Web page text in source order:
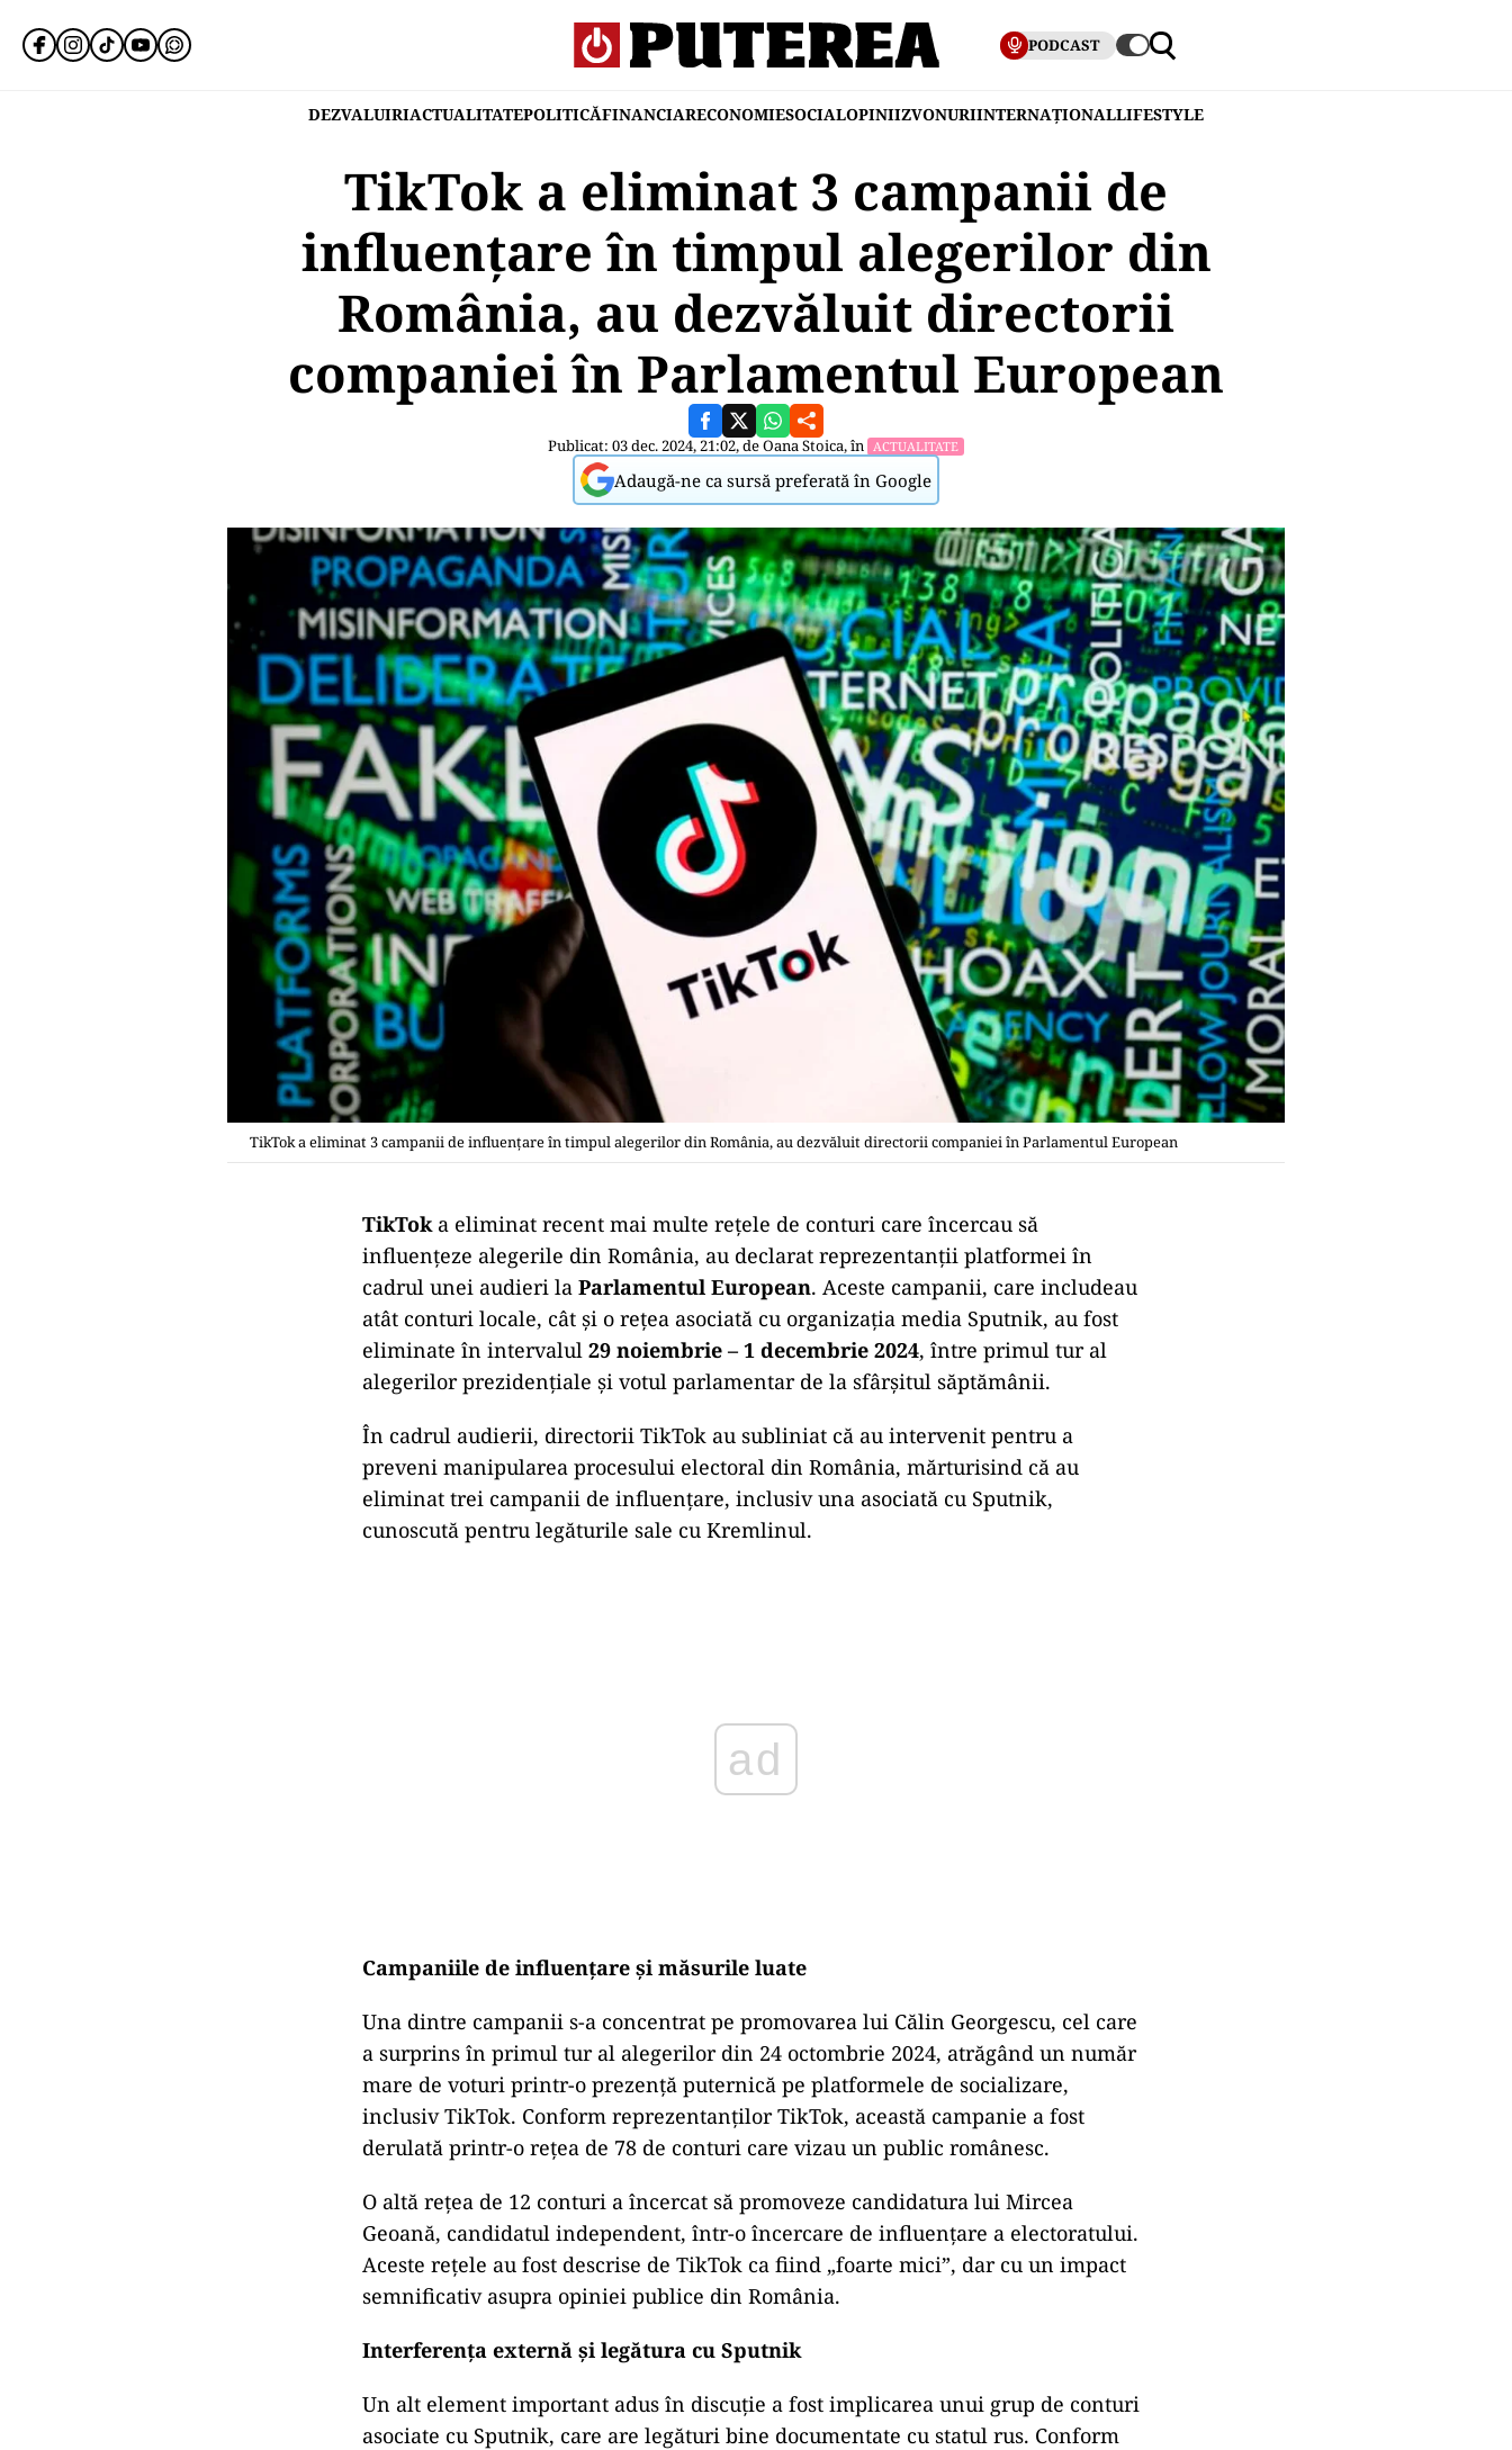
PODCAST
DEZVALUIRIACTUALITATEPOLITICĂFINANCIARECONOMIESOCIALOPINIIZVONURIINTERNAȚIONALLIFESTYLE
TikTok a eliminat 3 campanii de
influențare în timpul alegerilor din
România, au dezvăluit directorii
companiei în Parlamentul European
Publicat: 03 dec. 2024, 21:02, deOana Stoica, în ACTUALITATE
Adaugă-ne ca sursă preferată în Google
TikTok a eliminat 3 campanii de influențare în timpul alegerilor din România, au dezvăluit directorii companiei în Parlamentul European
TikTok a eliminat recent mai multe rețele de conturi care încercau să
influențeze alegerile din România, au declarat reprezentanții platformei în
cadrul unei audieri la Parlamentul European. Aceste campanii, care includeau
atât conturi locale, cât și o rețea asociată cu organizația media Sputnik, au fost
eliminate în intervalul 29 noiembrie – 1 decembrie 2024, între primul tur al
alegerilor prezidențiale și votul parlamentar de la sfârșitul săptămânii.
În cadrul audierii, directorii TikTok au subliniat că au intervenit pentru a
preveni manipularea procesului electoral din România, mărturisind că au
eliminat trei campanii de influențare, inclusiv una asociată cu Sputnik,
cunoscută pentru legăturile sale cu Kremlinul.
Campaniile de influențare și măsurile luate
Una dintre campanii s-a concentrat pe promovarea lui Călin Georgescu, cel care
a surprins în primul tur al alegerilor din 24 octombrie 2024, atrăgând un număr
mare de voturi printr-o prezență puternică pe platformele de socializare,
inclusiv TikTok. Conform reprezentanților TikTok, această campanie a fost
derulată printr-o rețea de 78 de conturi care vizau un public românesc.
O altă rețea de 12 conturi a încercat să promoveze candidatura lui Mircea
Geoană, candidatul independent, într-o încercare de influențare a electoratului.
Aceste rețele au fost descrise de TikTok ca fiind „foarte mici”, dar cu un impact
semnificativ asupra opiniei publice din România.
Interferența externă și legătura cu Sputnik
Un alt element important adus în discuție a fost implicarea unui grup de conturi
asociate cu Sputnik, care are legături bine documentate cu statul rus. Conform